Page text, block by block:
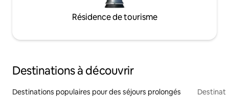
Résidence de tourisme
Destinations à découvrir
Destinations populaires pour des séjours prolongés